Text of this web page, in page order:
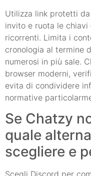
Utilizza link protetti
invito e ruota le chiavi
ricorrenti. Limita i
cronologia al termine
numerosi in più sale.
browser moderni,
evita di condividere
normative
Se Chatzy
quale
scegliere e
Scegli Discord per